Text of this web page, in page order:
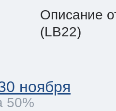
Описание
(LB22)
ноября
50%